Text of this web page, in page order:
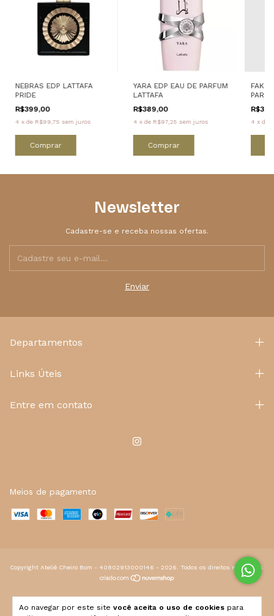
Ao navegar por este site você aceita o uso de cookies para
NEBRAS EDP LATTAFA
PRIDE
R$399,00
4 xde R$99,75 sem juros
Comprar
YARA EDP EAU DE PARFUM
LATTAFA
R$389,00
4 xde R$97,25 sem juros
Comprar
4 x de
Newsletter
Cadastre-se e receba nossas ofertas.
Departamentos
Links Úteis
Entre em contato
Meios de pagamento
Copyright Ateliê Cheiro Bom - 40802913000146 - 2026. Todos os direitos reservados.